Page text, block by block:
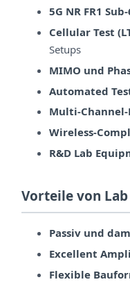
5G NR FR1
Cellular Test
Setups
MIMO und
Automated
Multi-Channel-
Wireless-
R&D Lab
Vorteile von
Passiv und
Excellent
Flexible